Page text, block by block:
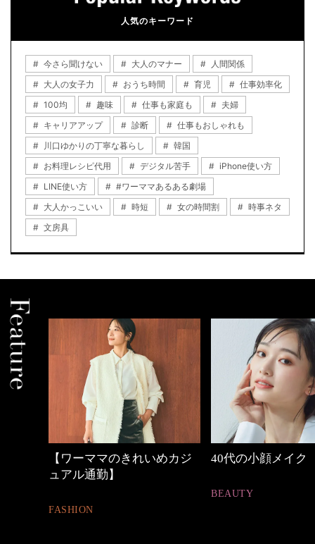
人気のキーワード
今さら聞けない 大人のマナー
人間関係
大人の女子力
おうち時間 育児
仕事効率化
100均
趣味 仕事も家庭も
夫婦
キャリアアップ
診断
仕事もおしゃれも
川口ゆかりの丁寧な暮らし
韓国
お料理レシピ代用
デジタル苦手
iPhone使い方
LINE使い方
#ワーママあるある劇場
大人かっこいい
時短 女の時間割
時事ネタ
文房具
40代の小顔メイク
心地よくいられる